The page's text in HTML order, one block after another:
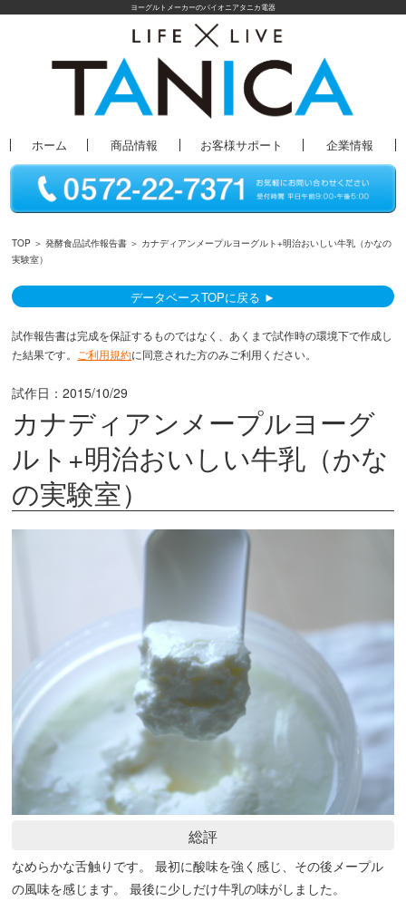
ヨーグルトメーカーのパイオニアタニカ電器
ホーム 商品情報 お客様サポート 企業情報
TOP ＞発酵食品試作報告書 ＞ カナディアンメープルヨーグルト+明治おいしい牛乳（かなの
実験室）
データベースTOPに戻る ►
試作報告書は完成を保証するものではなく、あくまで試作時の環境下で作成し
た結果です。 ご利用規約に同意された方のみご利用ください。
試作日：2015/10/29
カナディアンメープルヨーグ
ルト+明治おいしい牛乳（かな
の実験室）
総評
なめらかな舌触りです。 最初に酸味を強く感じ、その後メープル
の風味を感じます。 最後に少しだけ牛乳の味がしました。